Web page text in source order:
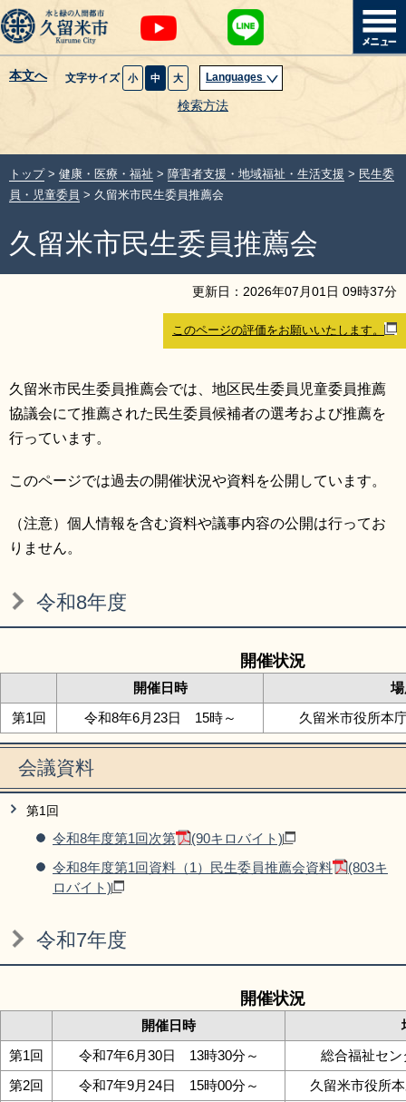
本文へ 文字サイズ 小 中 大 Languages
検索方法
暮らし・届出
健康・医療・福祉
観光魅力・イベント
サイトマップ 組織から探す
トップ> 健康・医療・福祉 > 障害者支援・地域福祉・生活支援 > 民生委
員・児童委員 > 久留米市民生委員推薦会
久留米市民生委員推薦会
更新日： 2026年07 月01 日 09時37分
このページの評価をお願いいたします。
久留米市民生委員推薦会では、地区民生委員児童委員推薦
協議会にて推薦された民生委員候補者の選考および推薦を
行っています。
このページでは過去の開催状況や資料を公開しています。
（注意）個人情報を含む資料や議事内容の公開は行ってお
りません。
令和8年度
開催状況
開催日時
第1回
令和8年6月23日 15時～ 久留米市役所本
会議資料
第1回
令和8年度第1回次第 (90キロバイト)
令和8年度第1回資料（1）民生委員推薦会資料
(803キ
ロバイト)
令和7年度
開催状況
開催日時
第1回
令和7年6月30日 13時30分～
総合福祉セ
第2回
令和7年9月24日 15時00分～
久留米市役所